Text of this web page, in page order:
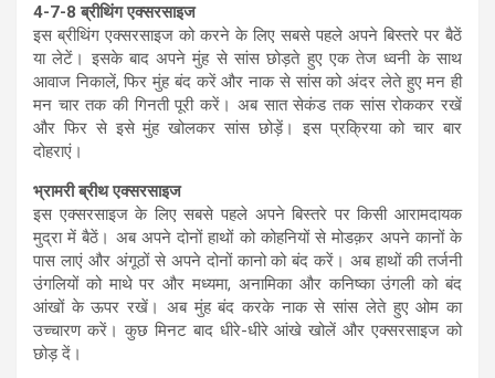
4-7-8 ब्रीथिंग एक्सरसाइज
इस ब्रीथिंग एक्सरसाइज को करने के लिए सबसे पहले अपने बिस्तरे पर बैठें
या लेटें। इसके बाद अपने मुंह से सांस छोड़ते हुए एक तेज ध्वनी के साथ
आवाज निकालें, फिर मुंह बंद करें और नाक से सांस को अंदर लेते हुए मन ही
मन चार तक की गिनती पूरी करें। अब सात सेकंड तक सांस रोककर रखें
और फिर से इसे मुंह खोलकर सांस छोड़ें। इस प्रक्रिया को चार बार
दोहराएं।
भ्रामरी ब्रीथ एक्सरसाइज
इस एक्सरसाइज के लिए सबसे पहले अपने बिस्तरे पर किसी आरामदायक
मुद्रा में बैठें। अब अपने दोनों हाथों को कोहनियों से मोडक़र अपने कानों के
पास लाएं और अंगूठों से अपने दोनों कानो को बंद करें। अब हाथों की तर्जनी
उंगलियों को माथे पर और मध्यमा, अनामिका और कनिष्का उंगली को बंद
आंखों के ऊपर रखें। अब मुंह बंद करके नाक से सांस लेते हुए ओम का
उच्चारण करें। कुछ मिनट बाद धीरे-धीरे आंखे खोलें और एक्सरसाइज को
छोड़ दें।